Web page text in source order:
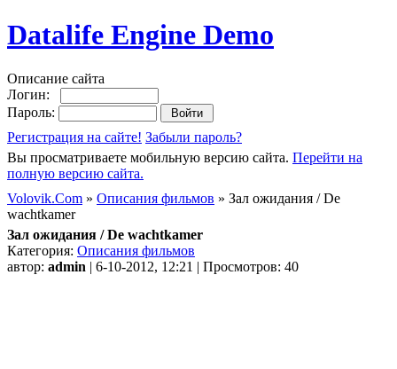
Datalife Engine Demo
Описание сайта
Логин:
Пароль:
Регистрация на сайте! Забыли пароль?
Вы просматриваете мобильную версию сайта. Перейти на
полную версию сайта.
Volovik.Com » Описания фильмов » Зал ожидания / De
wachtkamer
Зал ожидания / De wachtkamer
Категория: Описания фильмов
автор: admin | 6-10-2012, 12:21 | Просмотров: 40